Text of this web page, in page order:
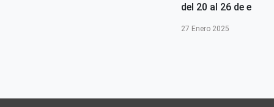
del 20 al 26 de
27 Enero 2025